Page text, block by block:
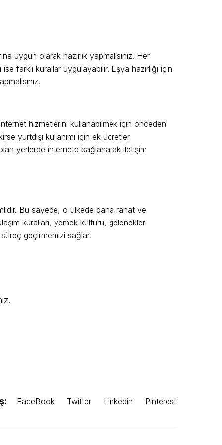
uygun olarak hazırlık yapmalısınız. Her
farklı kurallar uygulayabilir. Eşya hazırlığı için
hizmetlerini kullanabilmek için önceden
yurtdışı kullanımı için ek ücretler
yerlerde internete bağlanarak iletişim
Bu sayede, o ülkede daha rahat ve
kuralları, yemek kültürü, gelenekleri
geçirmemizi sağlar.
FaceBook Twitter Linkedin Pinterest